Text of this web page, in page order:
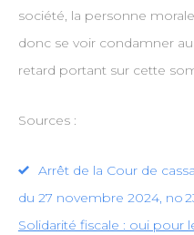
société, la personne
donc se voir condamner
retard portant sur cette
Sources :
Arrêt de la Cour de
du 27 novembre 2024, no
Solidarité fiscale : oui pour